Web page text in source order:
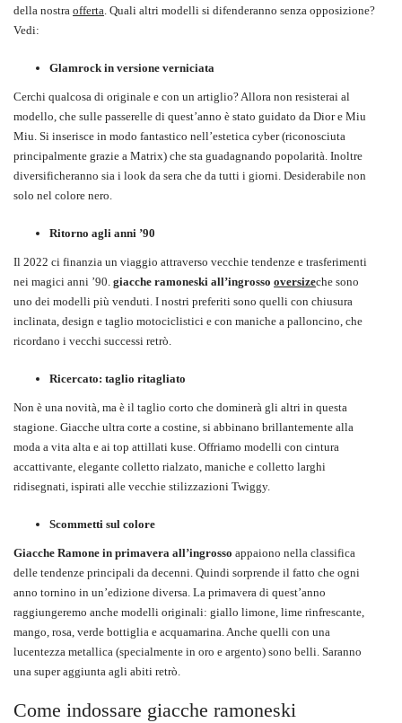
della nostra offerta . Quali altri modelli si difenderanno senza opposizione?
Vedi:
Glamrock in versione verniciata
Cerchi qualcosa di originale e con un artiglio? Allora non resisterai al
modello, che sulle passerelle di quest’anno è stato guidato da Dior e Miu
Miu. Si inserisce in modo fantastico nell’estetica cyber (riconosciuta
principalmente grazie a Matrix) che sta guadagnando popolarità. Inoltre
diversificheranno sia i look da sera che da tutti i giorni. Desiderabile non
solo nel colore nero.
Ritorno agli anni ’90
Il 2022 ci finanzia un viaggio attraverso vecchie tendenze e trasferimenti
nei magici anni ’90. giacche ramoneski all’ingrosso oversizeche sono
uno dei modelli più venduti. I nostri preferiti sono quelli con chiusura
inclinata, design e taglio motociclistici e con maniche a palloncino, che
ricordano i vecchi successi retrò.
Ricercato: taglio ritagliato
Non è una novità, ma è il taglio corto che dominerà gli altri in questa
stagione. Giacche ultra corte a costine, si abbinano brillantemente alla
moda a vita alta e ai top attillati kuse. Offriamo modelli con cintura
accattivante, elegante colletto rialzato, maniche e colletto larghi
ridisegnati, ispirati alle vecchie stilizzazioni Twiggy.
Scommetti sul colore
Giacche Ramone in primavera all’ingrosso appaiono nella classifica
delle tendenze principali da decenni. Quindi sorprende il fatto che ogni
anno tornino in un’edizione diversa. La primavera di quest’anno
raggiungeremo anche modelli originali: giallo limone, lime rinfrescante,
mango, rosa, verde bottiglia e acquamarina. Anche quelli con una
lucentezza metallica (specialmente in oro e argento) sono belli. Saranno
una super aggiunta agli abiti retrò.
Come indossare giacche ramoneski